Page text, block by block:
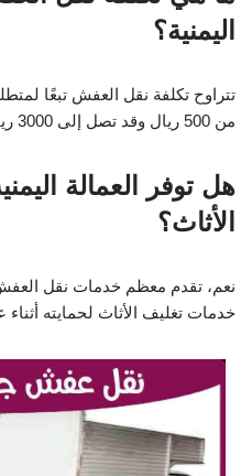
اليمنية؟
تتراوح تكلفة نقل العفش تبعًا
من 500 ريال وقد تصل إلى 3000 ريال حسب حجم النقل.
هل توفر العمالة
الأثاث؟
نعم، تقدم معظم خدمات نقل العفش
خدمات تغليف الأثاث لحمايته أثناء